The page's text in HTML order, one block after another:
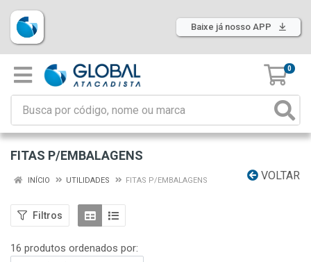
Baixe já nosso APP
0
FITAS P/EMBALAGENS
VOLTAR
INÍCIO UTILIDADES FITAS P/EMBALAGENS
Filtros
16 produtos ordenados por: